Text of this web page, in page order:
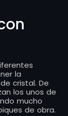
la
cristal. De
los unos de
mucho
de obra.